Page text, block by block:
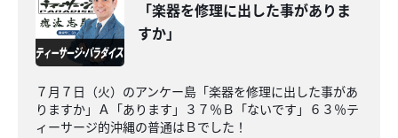
「楽器を修理に出した事がありま
すか」
７月７日（火）のアンケー島「楽器を修理に出した事があ
りますか」Ａ「あります」３７％Ｂ「ないです」６３％テ
ィーサージ的沖縄の普通はＢでした！